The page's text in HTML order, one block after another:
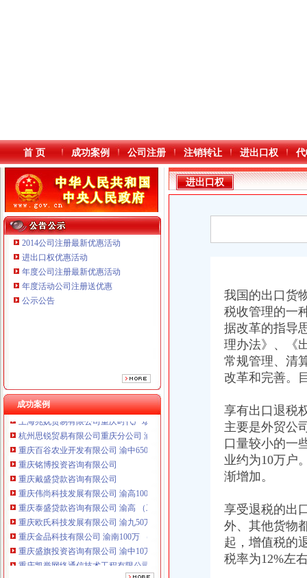
本站导航
首 页 成功案例 公司注册 注销转让 进出口权
2014公司注册最新优惠活动
进出口权优惠活动
年度公司注册最新优惠活动
年度活动公司注册送优惠
公示公告
成功案例
重庆铭博投资咨询有限公司
重庆盛旗投资咨询有限公司 渝中10万 （工商注册）
重庆凯誉网络通信技术工程有限公司渝中分公司 （工商注册）
上海兆妩贸易有限公司重庆时代广场分公司 渝中 （工商注册）
杭州思锐贸易有限公司重庆分公司 渝中 （工商注册）
重庆百谷农业开发有限公司 渝中650万 （注册）
重庆铭博投资咨询有限公司
重庆戴盛贷款咨询有限公司
重庆伟尚科技发展有限公司 渝高100万 （工商注册）
重庆泰盛贷款咨询有限公司 渝高 （工商注册）
重庆欧氏科技发展有限公司 渝九50万 （进出口权）
重庆金品科技有限公司 渝南100万 （进出口权）
重庆盛旗投资咨询有限公司 渝中10万 （工商注册）
重庆凯誉网络通信技术工程有限公司渝中分公司 （工商注册）
进出口权
我国的出口货
税收管理的一
据改革的指导
理办法》、《
常规管理、清
改革和完善。
享有出口退税
主要是外贸公
口量较小的一
业约为10万户
渐增加。
享受退税的出
外、其他货物
起，增值税的
税率为12%左